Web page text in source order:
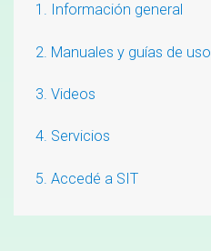
1. Información general
2. Manuales y guías de uso
3. Videos
4. Servicios
5. Accedé a SIT